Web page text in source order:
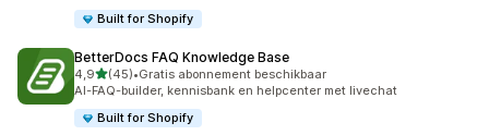
Built for Shopify
BetterDocs FAQ Knowledge Base
4,9van 5 sterren
(45)
45 recensies in totaal
•Gratis abonnement beschikbaar
AI-FAQ-builder, kennisbank en helpcenter met livechat
Built for Shopify